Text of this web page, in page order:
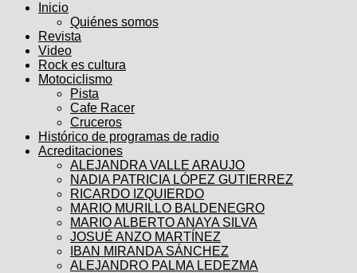
Inicio
Quiénes somos
Revista
Video
Rock es cultura
Motociclismo
Pista
Cafe Racer
Cruceros
Histórico de programas de radio
Acreditaciones
ALEJANDRA VALLE ARAUJO
NADIA PATRICIA LÓPEZ GUTIERREZ
RICARDO IZQUIERDO
MARIO MURILLO BALDENEGRO
MARIO ALBERTO ANAYA SILVA
JOSUÉ ANZO MARTÍNEZ
IBAN MIRANDA SÁNCHEZ
ALEJANDRO PALMA LEDEZMA